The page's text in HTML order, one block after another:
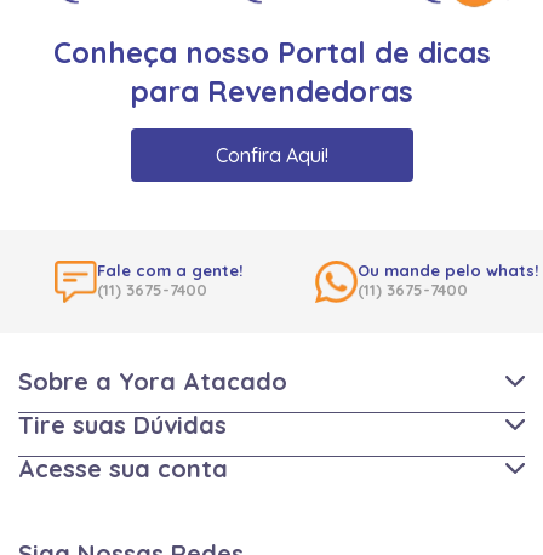
Conheça nosso Portal de dicas
para Revendedoras
Confira Aqui!
Fale com a gente!
(11) 3675-7400
Ou mande pelo whats!
(11) 3675-7400
Sobre a Yora Atacado
Tire suas Dúvidas
Acesse sua conta